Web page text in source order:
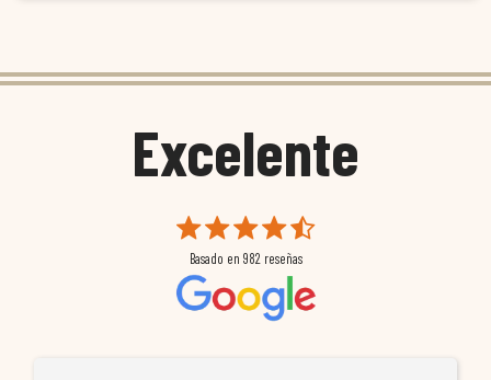
Excelente
Basado en 982 reseñas